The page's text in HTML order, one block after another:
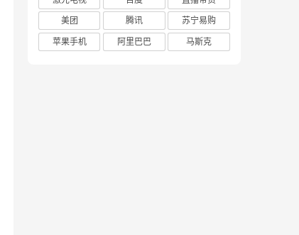
美团
腾讯
苏宁易购
苹果手机
阿里巴巴 马斯克